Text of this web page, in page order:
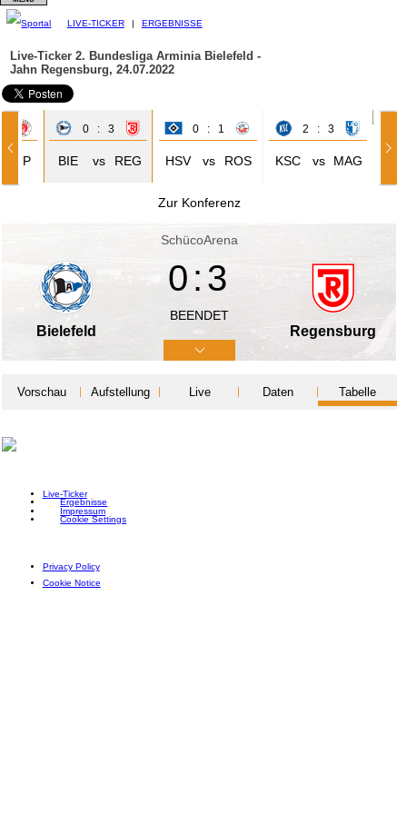
LIVE-TICKER | ERGEBNISSE
Live-Ticker 2. Bundesliga Arminia Bielefeld -
Jahn Regensburg, 24.07.2022
STP
0 : 3
BIE vs REG
0 : 1
HSV vs ROS
2 : 3
KSC vs MAG
Zur Konferenz
SchücoArena
Bielefeld
0:3
BEENDET
Regensburg
Vorschau Aufstellung Live Daten Tabelle
Live-Ticker
Ergebnisse
Impressum
Cookie Settings
Privacy Policy
Cookie Notice